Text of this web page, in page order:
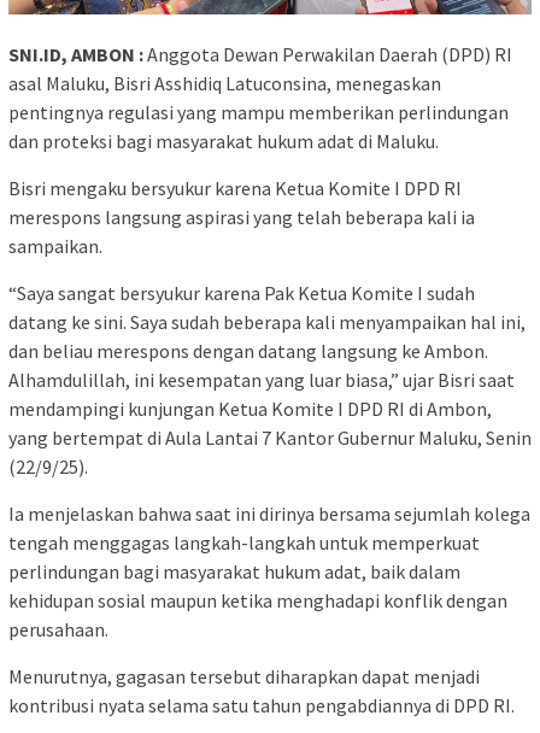
SNI.ID, AMBON :Anggota Dewan Perwakilan Daerah (DPD) RI
asal Maluku, Bisri Asshidiq Latuconsina, menegaskan
pentingnya regulasi yang mampu memberikan perlindungan
dan proteksi bagi masyarakat hukum adat di Maluku.
Bisri mengaku bersyukur karena Ketua Komite I DPD RI
merespons langsung aspirasi yang telah beberapa kali ia
sampaikan.
“Saya sangat bersyukur karena Pak Ketua Komite I sudah
datang ke sini. Saya sudah beberapa kali menyampaikan hal ini,
dan beliau merespons dengan datang langsung ke Ambon.
Alhamdulillah, ini kesempatan yang luar biasa,” ujar Bisri saat
mendampingi kunjungan Ketua Komite I DPD RI di Ambon,
yang bertempat di Aula Lantai 7 Kantor Gubernur Maluku, Senin
(22/9/25).
Ia menjelaskan bahwa saat ini dirinya bersama sejumlah kolega
tengah menggagas langkah-langkah untuk memperkuat
perlindungan bagi masyarakat hukum adat, baik dalam
kehidupan sosial maupun ketika menghadapi konflik dengan
perusahaan.
Menurutnya, gagasan tersebut diharapkan dapat menjadi
kontribusi nyata selama satu tahun pengabdiannya di DPD RI.